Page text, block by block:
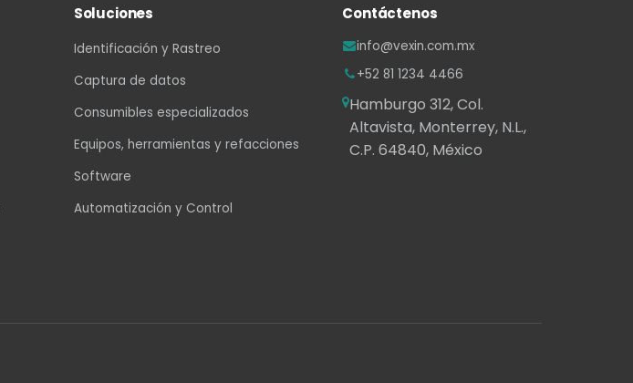
Soluciones
Identificación y Rastreo
Captura de datos
Consumibles especializados
Equipos, herramientas y refacciones
Software
Automatización y Control
Contáctenos
info@vexin.com.mx
+52 81 1234 4466
Hamburgo 312, Col.
Altavista, Monterrey, N.L.,
C.P. 64840, México